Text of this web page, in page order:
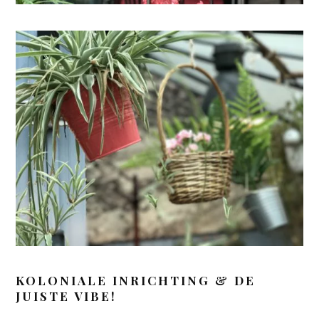
KOLONIALE INRICHTING & DE
JUISTE VIBE!